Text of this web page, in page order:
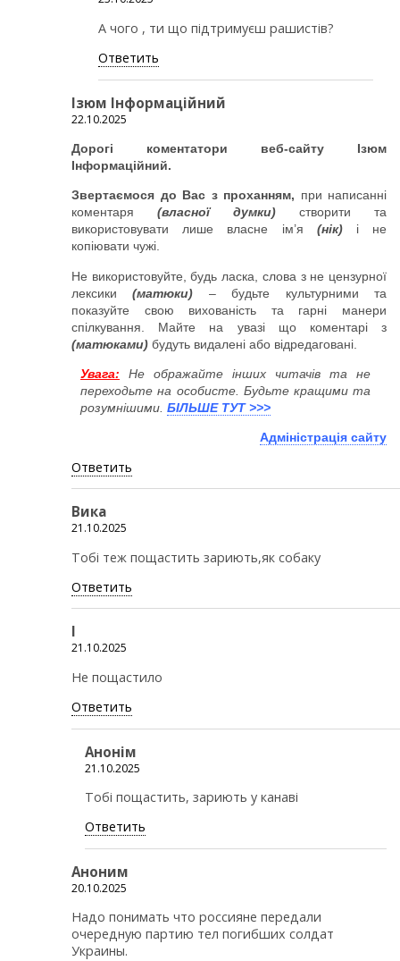
А чого , ти що підтримуєш рашистів?
Ответить
Ізюм Інформаційний
22.10.2025
Дорогі коментатори веб-сайту Ізюм
Інформаційний.
Звертаємося до Вас з проханням, при написанні
коментаря (власної думки) створити та
використовувати лише власне ім’я (нік)і не
копіювати чужі.
Не використовуйте, будь ласка, слова з не цензурної
лексики(матюки) – будьте культурними та
показуйте свою вихованість та гарні манери
спілкування. Майте на увазі що коментарі з
(матюками) будуть видалені або відредаговані.
Увага:
Не ображайте інших читачів та не
переходьте на особисте. Будьте кращими та
розумнішими. БІЛЬШЕ ТУТ >>>
Адміністрація сайту
Ответить
Вика
21.10.2025
Тобі теж пощастить зариють,як собаку
Ответить
І
21.10.2025
Не пощастило
Ответить
Анонім
21.10.2025
Тобі пощастить, зариють у канаві
Ответить
Аноним
20.10.2025
Надо понимать что россияне передали
очередную партию тел погибших солдат
Украины.